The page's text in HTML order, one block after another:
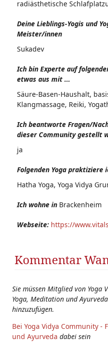
radiästhetische
Deine Lieblings-Yogis und
Meister/innen
Sukadev
Ich bin Experte auf
etwas aus mit ...
Säure-Basen-Haushalt,
Klangmassage, Reiki,
Ich beantworte Fragen/
dieser Community gestellt
ja
Folgenden Yoga praktiziere
Hatha Yoga, Yoga Vidya
Ich wohne in Brackenheim
Webseite: https://
Kommentar
Sie müssen Mitglied von Yoga
Yoga, Meditation und
hinzuzufügen.
Bei Yoga Vidya Community -
und Ayurveda dabei sein